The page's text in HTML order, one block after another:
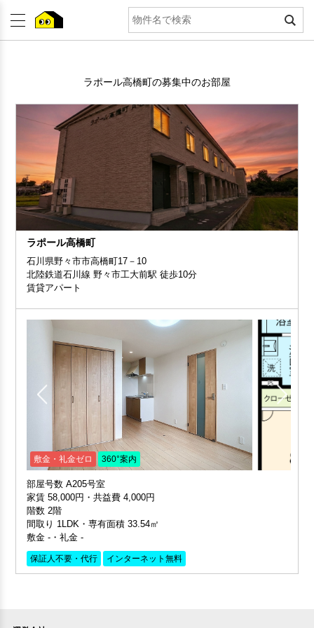
ラポール高橋町の募集中のお部屋
ラポール高橋町
石川県野々市市高橋町17－10
北陸鉄道石川線 野々市工大前駅 徒歩10分
賃貸アパート
敷金・礼金ゼロ 360°案内
部屋号数 A205号室
家賃 58,000円・共益費 4,000円
階数 2階
間取り 1LDK・専有面積 33.54㎡
敷金 -・礼金 -
保証人不要・代行 インターネット無料